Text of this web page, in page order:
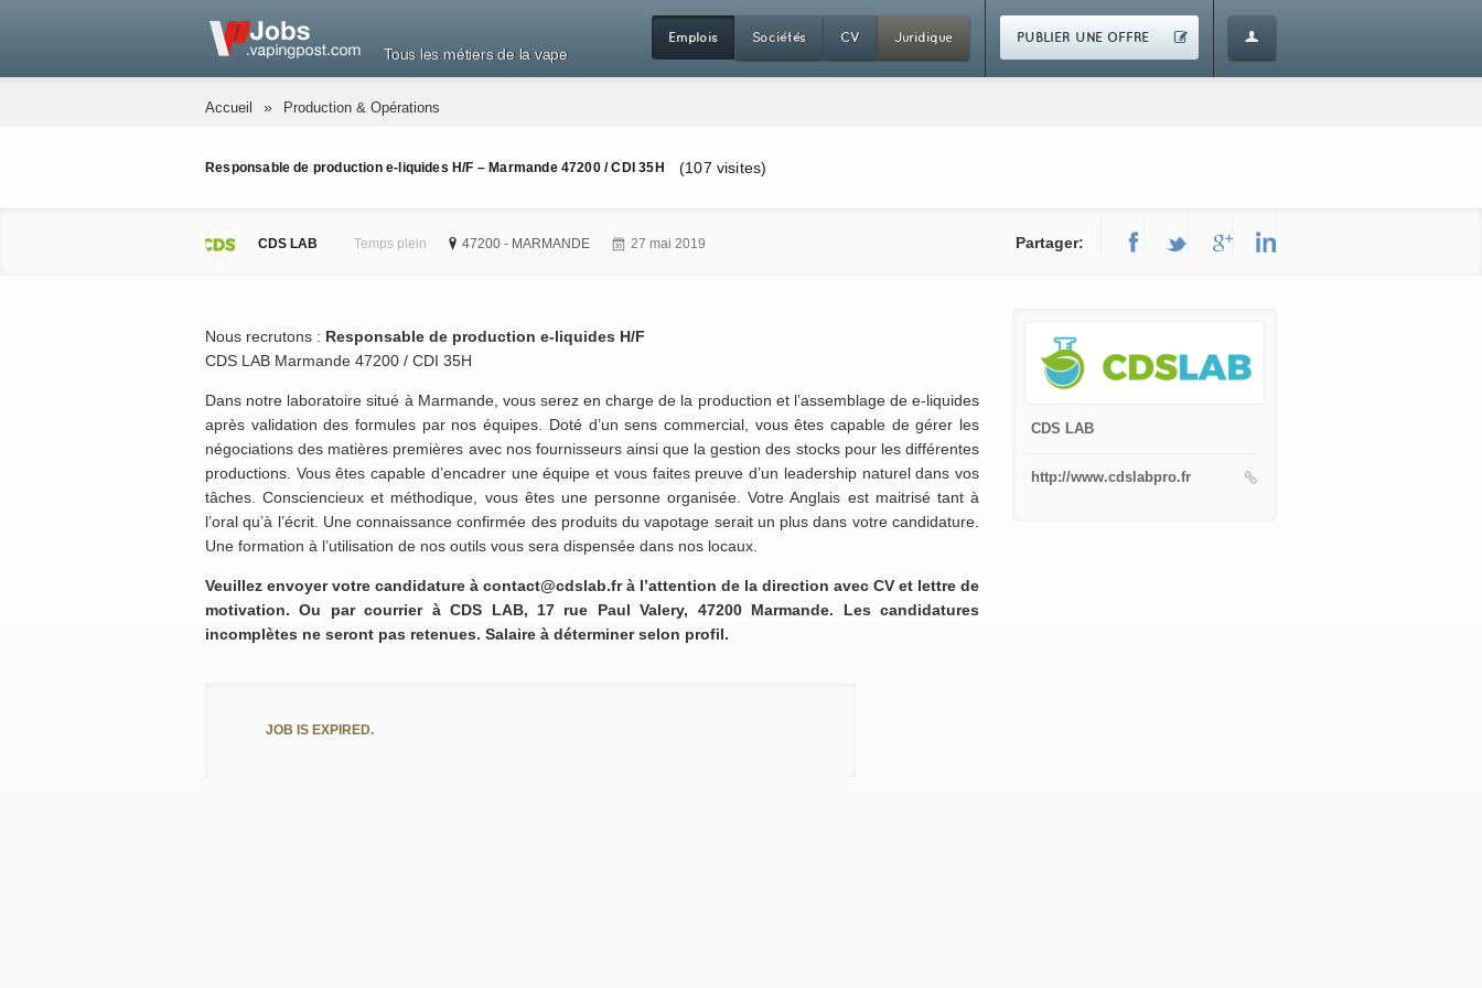
Tous les métiers de la vape
Emplois Sociétés CV Juridique PUBLIER UNE OFFRE
Accueil » Production & Opérations
Responsable de production e-liquides H/F – Marmande 47200 / CDI 35H (107 visites)
CDS LAB Temps plein 47200 - MARMANDE 27 mai 2019 Partager:
Nous recrutons : Responsable de production e-liquides H/F
CDS LAB Marmande 47200 / CDI 35H
Dans notre laboratoire situé à Marmande, vous serez en charge de la production et l’assemblage de e-liquides
après validation des formules par nos équipes. Doté d’un sens commercial, vous êtes capable de gérer les
négociations des matières premières avec nos fournisseurs ainsi que la gestion des stocks pour les différentes
productions. Vous êtes capable d’encadrer une équipe et vous faites preuve d’un leadership naturel dans vos
tâches. Consciencieux et méthodique, vous êtes une personne organisée. Votre Anglais est maitrisé tant à
l’oral qu’à l’écrit. Une connaissance confirmée des produits du vapotage serait un plus dans votre candidature.
Une formation à l’utilisation de nos outils vous sera dispensée dans nos locaux.
Veuillez envoyer votre candidature à contact@cdslab.fr à l’attention de la direction avec CV et lettre de
motivation. Ou par courrier à CDS LAB, 17 rue Paul Valery, 47200 Marmande. Les candidatures
incomplètes ne seront pas retenues. Salaire à déterminer selon profil.
JOB IS EXPIRED.
CDS LAB
http://www.cdslabpro.fr